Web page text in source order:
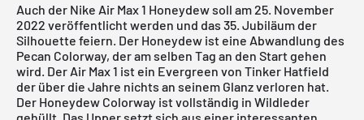
Auch der Nike Air Max 1 Honeydew soll am 25. November
2022 veröffentlicht werden und das 35. Jubiläum der
Silhouette feiern. Der Honeydew ist eine Abwandlung des
Pecan Colorway, der am selben Tag an den Start gehen
wird. Der Air Max 1 ist ein Evergreen von Tinker Hatfield
der über die Jahre nichts an seinem Glanz verloren hat.
Der Honeydew Colorway ist vollständig in Wildleder